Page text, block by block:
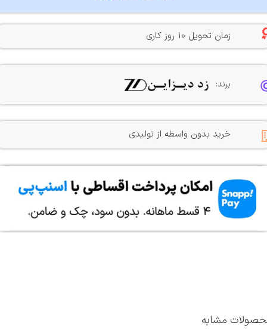
زمان تحویل 10 روز کاری
برند:
خرید بدون واسطه از تولیدی
مشابه